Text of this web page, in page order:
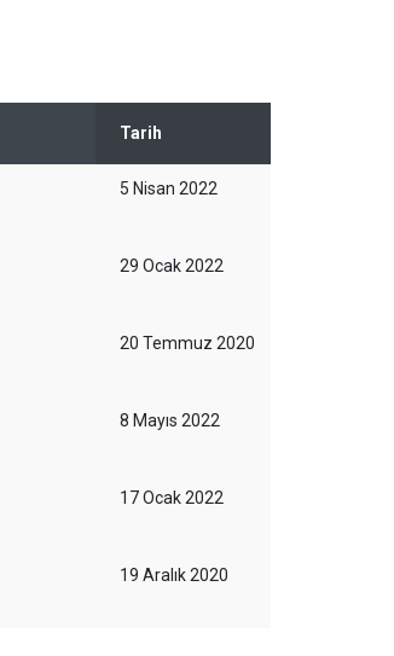
Tarih
5 Nisan 2022
29 Ocak 2022
20 Temmuz 2020
8 Mayıs 2022
17 Ocak 2022
19 Aralık 2020